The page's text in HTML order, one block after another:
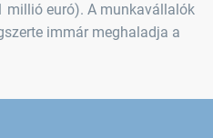
millió euró). A munkavállalók
immár meghaladja a